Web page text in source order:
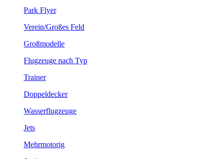
Park Flyer
Verein/Großes Feld
Großmodelle
Flugzeuge nach Typ
Trainer
Doppeldecker
Wasserflugzeuge
Jets
Mehrmotorig